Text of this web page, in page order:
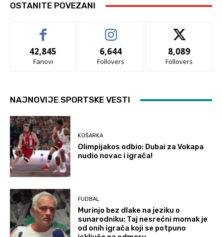
OSTANITE POVEZANI
42,845
Fanovi
6,644
Follovers
8,089
Follovers
NAJNOVIJE SPORTSKE VESTI
KOŠARKA
Olimpijakos odbio: Dubai za Vokapa
nudio novac i igrača!
FUDBAL
Murinjo bez dlake na jeziku o
sunarodniku: Taj nesrećni momak je
od onih igrača koji se potpuno